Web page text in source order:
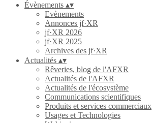
Évènements ▴▾
Evènements
Annonces jf·XR
jf·XR 2026
jf·XR 2025
Archives des jf·XR
Actualités ▴▾
Rêveries, blog de l'AFXR
Actualités de l'AFXR
Actualités de l'écosystème
Communications scientifiques
Produits et services commerciaux
Usages et Technologies